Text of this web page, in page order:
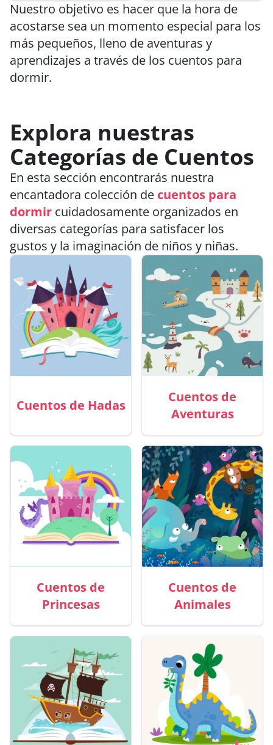
Nuestro objetivo es hacer que la hora de
acostarse sea un momento especial para los
más pequeños, lleno de aventuras y
aprendizajes a través de los cuentos para
dormir.
Explora nuestras
Categorías de Cuentos
En esta sección encontrarás nuestra
encantadora colección de cuentos para
dormir cuidadosamente organizados en
diversas categorías para satisfacer los
gustos y la imaginación de niños y niñas.
Cuentos de Hadas
Cuentos de
Aventuras
Cuentos de
Princesas
Cuentos de
Animales